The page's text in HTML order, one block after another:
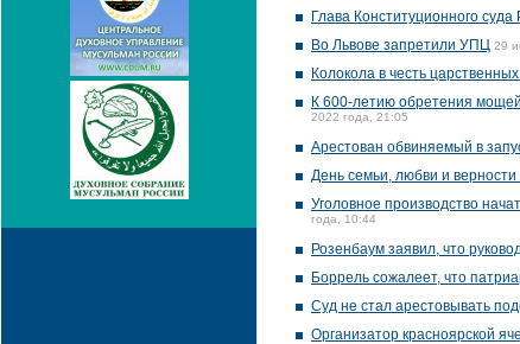
Глава Конституционного
Во Львове запретили УПЦ 29
Колокола в честь
К 600-летию обретения
2022 года, 21:05
Арестован обвиняемый в
День семьи, любви и
Уголовное производство
года, 10:44
Розенбаум заявил, что
Боррель сожалеет, что
Суд не стал арестовывать
Организатор красноярской